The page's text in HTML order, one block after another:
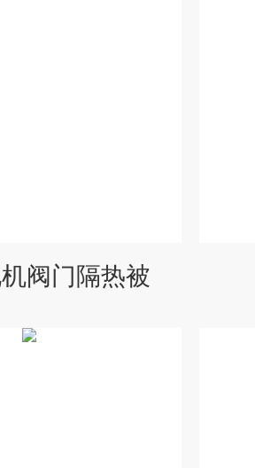
阀门隔热被